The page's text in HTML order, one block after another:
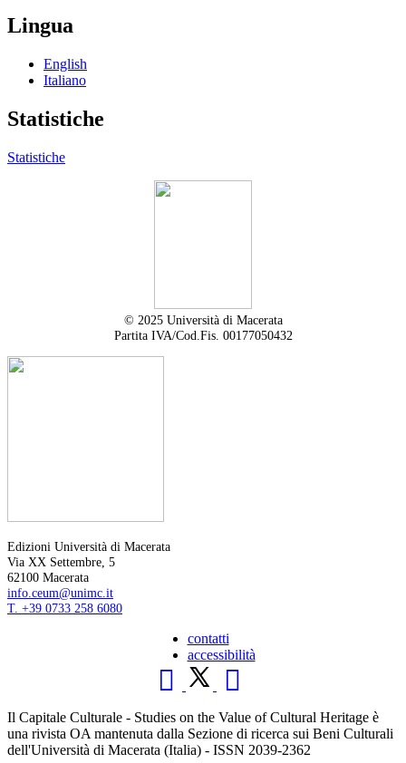
Lingua
English
Italiano
Statistiche
Statistiche
© 2025 Università di Macerata
Partita IVA/Cod.Fis. 00177050432
Edizioni Università di Macerata
Via XX Settembre, 5
62100 Macerata
info.ceum@unimc.it
T. +39 0733 258 6080
contatti
accessibilità
Il Capitale Culturale - Studies on the Value of Cultural Heritage è
una rivista OA mantenuta dalla Sezione di ricerca sui Beni Culturali
dell'Università di Macerata (Italia) - ISSN 2039-2362